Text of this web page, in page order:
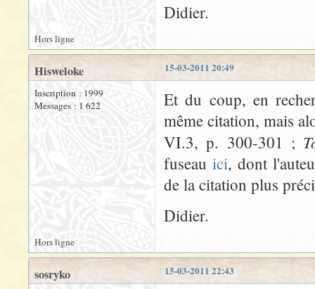
Didier.
Hors ligne
15-03-2011 20:49
Hisweloke
Inscription : 1999
Messages : 1 622
Et du coup, en
même citation, mais
VI.3, p. 300-301 ;
fuseau ici, dont
de la citation plus
Didier.
Hors ligne
15-03-2011 22:43
sosryko